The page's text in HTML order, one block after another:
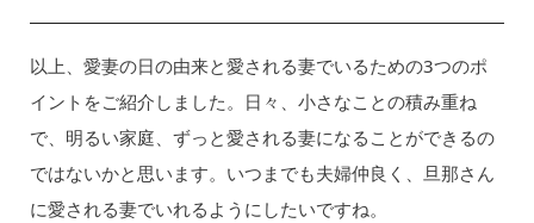
以上、愛妻の日の由来と愛される妻でいるための3つのポ
イントをご紹介しました。日々、小さなことの積み重ね
で、明るい家庭、ずっと愛される妻になることができるの
ではないかと思います。いつまでも夫婦仲良く、旦那さん
に愛される妻でいれるようにしたいですね。